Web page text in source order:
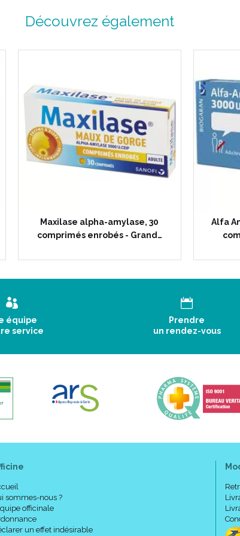
Découvrez également
Maxilase alpha-amylase, 30
comprimés enrobés - Grand…
Alfa
équipe
service
Prendre
un rendez-vous
sommes-nous ?
officinale
un effet indésirable